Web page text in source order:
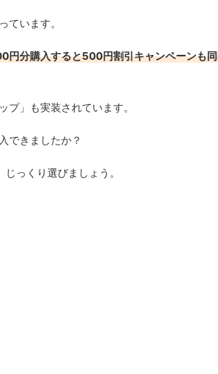
ています。
円分購入すると500円割引キャンペーンも
」も実装されています。
できましたか？
じっくり選びましょう。